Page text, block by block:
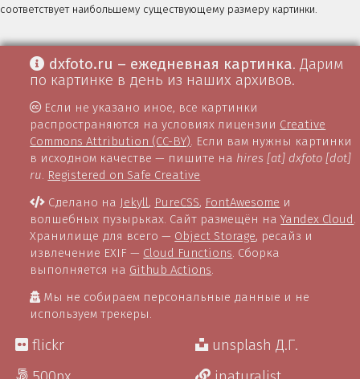
соответствует наибольшему существующему размеру картинки.
dxfoto.ru – ежедневная картинка. Дарим
по картинке в день из наших архивов.
Если не указано иное, все картинки
распространяются на условиях лицензии Creative
Commons Attribution (CC-BY). Если вам нужны картинки
в исходном качестве — пишите на hires [at] dxfoto [dot]
ru. Registered on Safe Creative
Сделано на Jekyll, PureCSS, FontAwesome и
волшебных пузырьках. Сайт размещён наYandex Cloud .
Хранилище для всего — Object Storage, ресайз и
извлечение EXIF — Cloud Functions. Сборка
выполняется на Github Actions.
Мы не собираем персональные данные и не
используем трекеры.
flickr
unsplash Д.Г.